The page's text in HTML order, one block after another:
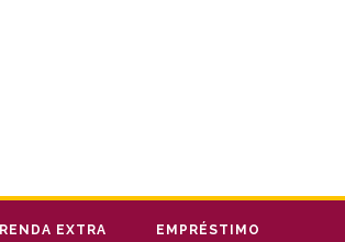
RENDA EXTRA EMPRÉSTIMO